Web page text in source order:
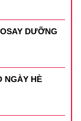
DƯỠNG
NGÀY HÈ